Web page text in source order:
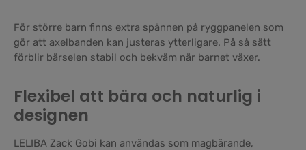
För större barn finns extra spännen på ryggpanelen som
gör att axelbanden kan justeras ytterligare. På så sätt
förblir bärselen stabil och bekväm när barnet växer.
Flexibel att bära och naturlig i
designen
LELIBA Zack Gobi kan användas som magbärande,